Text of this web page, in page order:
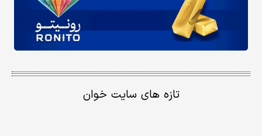
تازه های سایت خوان